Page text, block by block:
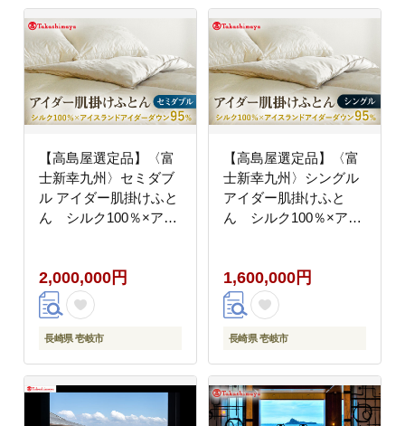
2500000円 250万円
200万円
【高島屋選定品】〈富
士新幸九州〉セミダブ
ル アイダー肌掛けふと
ん シルク100％×アイ
ダウンケット 布団 クー
ル寝具 オールシーズン
対応 羽毛布団 肌掛け布
団 国産 日本製
2000000円 200万円
2,000,000円
長崎県 壱岐市
【高島屋選定品】〈富
士新幸九州〉シングル
アイダー肌掛けふと
ん シルク100％×アイ
ダウンケット 布団 クー
ル寝具 オールシーズン
対応 羽毛布団 肌掛け布
団 国産 日本製
1500000円 150万円
1,600,000円
長崎県 壱岐市